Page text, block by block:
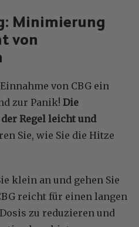
Minimierung
von
von CBG ein
zur Panik! Die
Regel leicht und
Sie, wie Sie die Hitze
klein an und gehen Sie
reicht für einen langen
zu reduzieren und